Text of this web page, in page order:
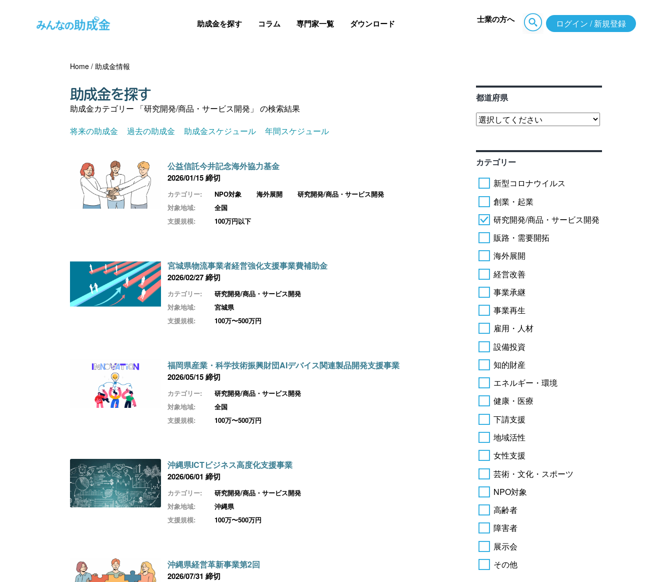
助成金を探す コラム 専門家一覧 ダウンロード 士業の方へ ログイン / 新規登録
Home /助成金情報
助成金を探す
助成金カテゴリー 「研究開発/商品・サービス開発」 の検索結果
将来の助成金
過去の助成金 助成金スケジュール 年間スケジュール
公益信託今井記念海外協力基金
2026/01/15 締切
カテゴリー: NPO対象 海外展開
研究開発/商品・サービス開発
対象地域:
全国
支援規模:
100万円以下
宮城県物流事業者経営強化支援事業費補助金
2026/02/27 締切
カテゴリー:
研究開発/商品・サービス開発
対象地域:
宮城県
支援規模:
100万〜500万円
福岡県産業・科学技術振興財団AIデバイス関連製品開発支援事業
2026/05/15 締切
カテゴリー:
研究開発/商品・サービス開発
対象地域:
全国
支援規模:
100万〜500万円
沖縄県ICTビジネス高度化支援事業
2026/06/01 締切
カテゴリー:
研究開発/商品・サービス開発
対象地域:
沖縄県
支援規模:
100万〜500万円
沖縄県経営革新事業第2回
2026/07/31 締切
都道府県
カテゴリー
新型コロナウイルス
創業・起業
研究開発/商品・サービス開発
販路・需要開拓
海外展開
経営改善
事業承継
事業再生
雇用・人材
設備投資
知的財産
エネルギー・環境
健康・医療
下請支援
地域活性
女性支援
芸術・文化・スポーツ
NPO対象
高齢者
障害者
展示会
その他